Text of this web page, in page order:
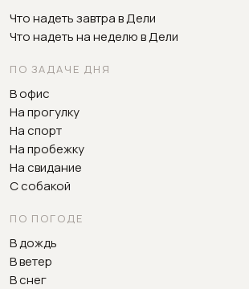
Что надеть завтра в Дели
Что надеть на неделю в Дели
ПО ЗАДАЧЕ ДНЯ
В офис
На прогулку
На спорт
На пробежку
На свидание
С собакой
ПО ПОГОДЕ
В дождь
В ветер
В снег